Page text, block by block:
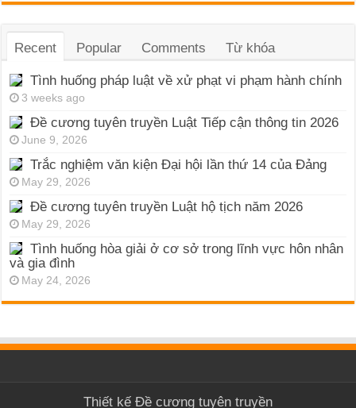
Recent Popular Comments Từ khóa
Tình huống pháp luật về xử phạt vi phạm hành chính
3 weeks ago
Đề cương tuyên truyền Luật Tiếp cận thông tin 2026
June 9, 2026
Trắc nghiệm văn kiện Đại hội lần thứ 14 của Đảng
May 29, 2026
Đề cương tuyên truyền Luật hộ tịch năm 2026
May 29, 2026
Tình huống hòa giải ở cơ sở trong lĩnh vực hôn nhân
và gia đình
May 24, 2026
Thiết kế Đề cương tuyên truyền